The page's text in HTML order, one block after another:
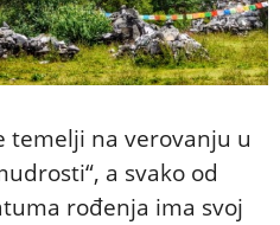
temelji na verovanju u
a svako od
rođenja ima svoj